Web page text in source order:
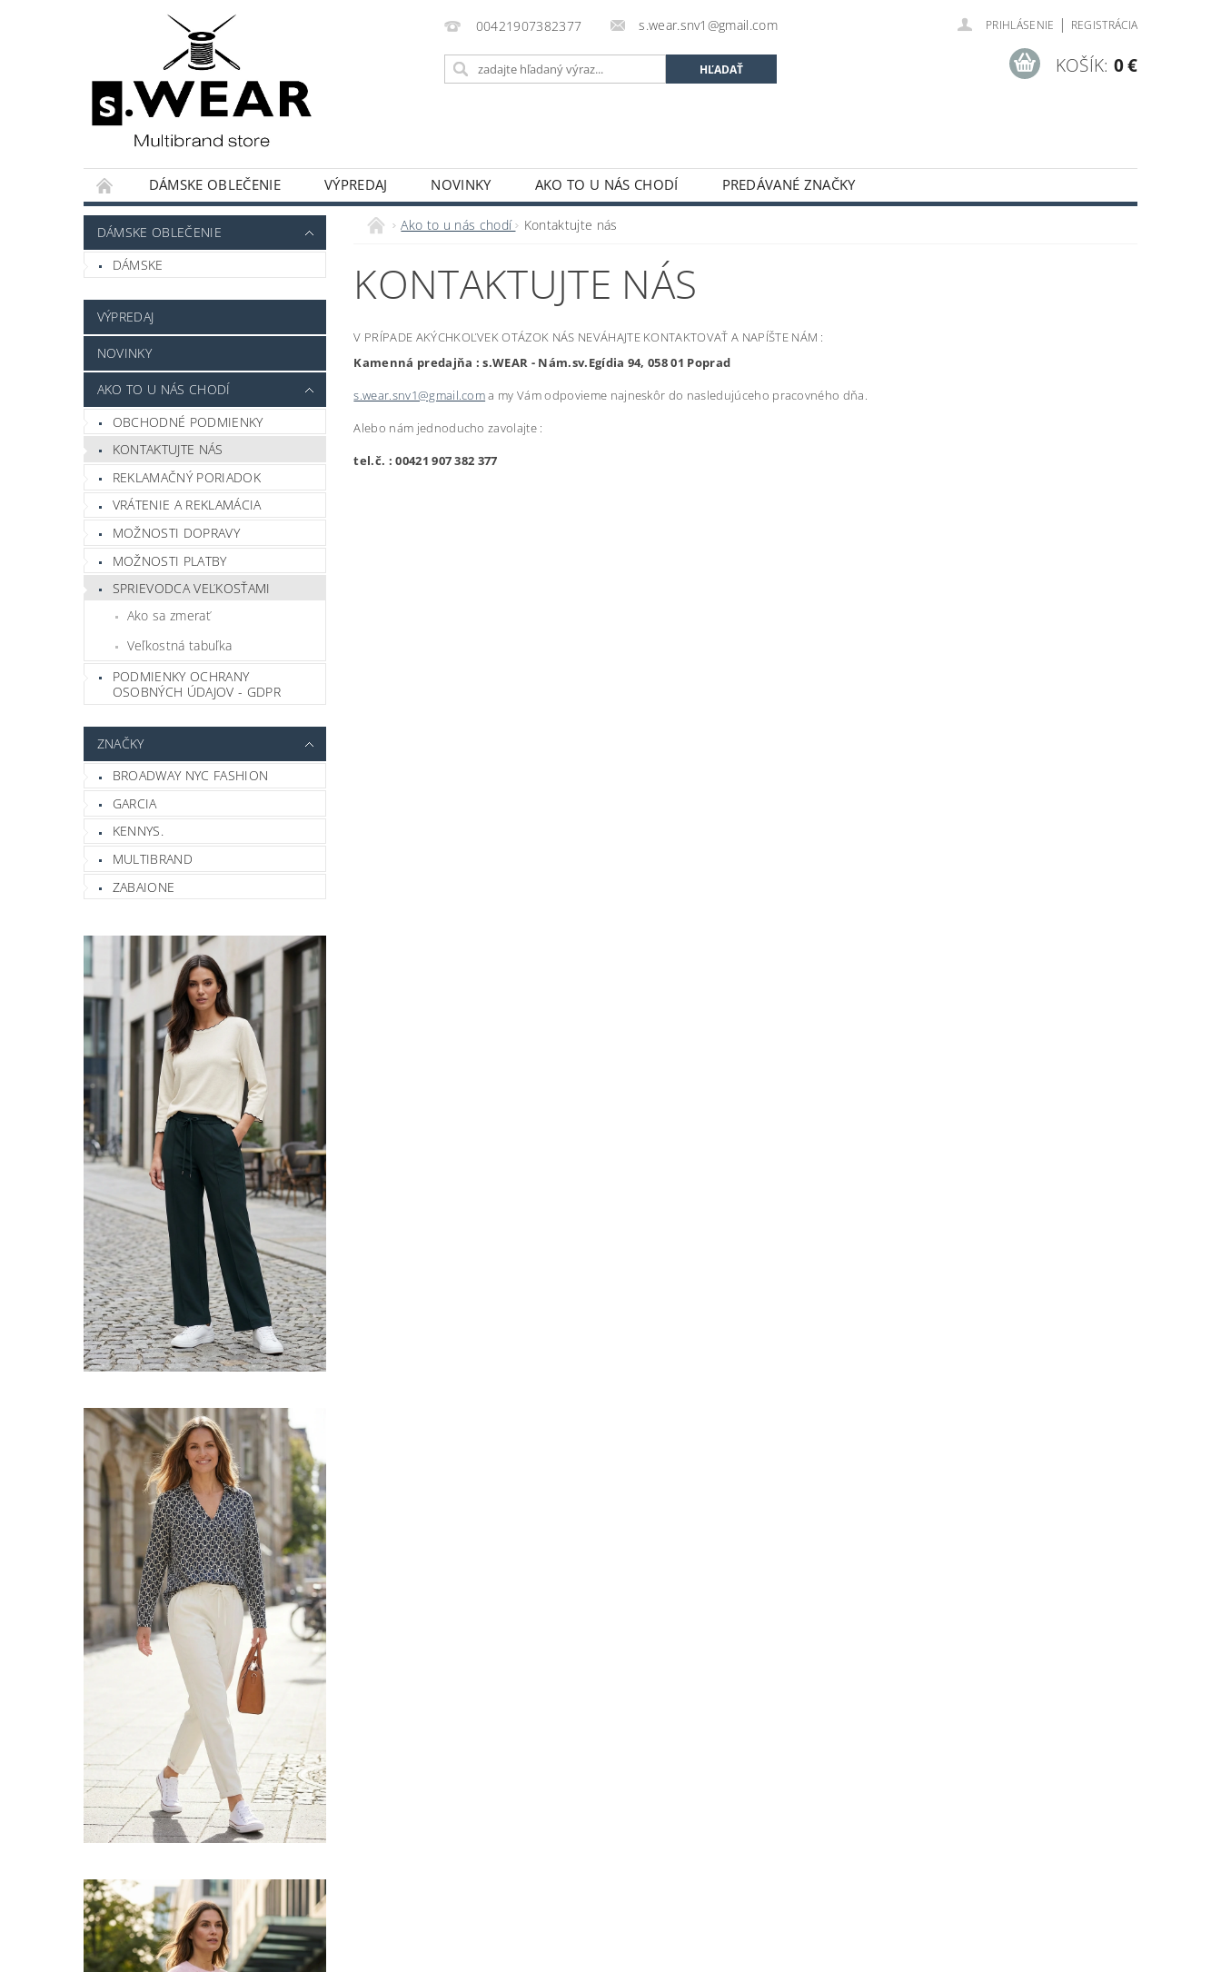
00421907382377 s.wear.snv1@gmail.com PRIHLÁSENIE | REGISTRÁCIA
KOŠÍK: 0 €
DÁMSKE OBLEČENIE VÝPREDAJ NOVINKY AKO TO U NÁS CHODÍ
PREDÁVANÉ ZNAČKY
KOLEKCIE KAPSULOVÝ ŠATNÍK
HODNOTENIE OBCHODU KONTAKTY
DÁMSKE OBLEČENIE
DÁMSKE
VÝPREDAJ
NOVINKY
AKO TO U NÁS CHODÍ
OBCHODNÉ PODMIENKY
KONTAKTUJTE NÁS
REKLAMAČNÝ PORIADOK
VRÁTENIE A REKLAMÁCIA
MOŽNOSTI DOPRAVY
MOŽNOSTI PLATBY
SPRIEVODCA VEĽKOSŤAMI
Ako sa zmerať
Veľkostná tabuľka
PODMIENKY OCHRANY
OSOBNÝCH ÚDAJOV - GDPR
ZNAČKY
BROADWAY NYC FASHION
GARCIA
KENNYS.
MULTIBRAND
ZABAIONE
Ako to u nás chodí Kontaktujte nás
KONTAKTUJTE NÁS
V PRÍPADE AKÝCHKOĽVEK OTÁZOK NÁS NEVÁHAJTE KONTAKTOVAŤ A NAPÍŠTE NÁM :
Kamenná predajňa : s.WEAR - Nám.sv.Egídia 94, 058 01 Poprad
s.wear.snv1@gmail.coma my Vám odpovieme najneskôr do nasledujúceho pracovného dňa.
Alebo nám jednoducho zavolajte :
tel.č. : 00421 907 382 377